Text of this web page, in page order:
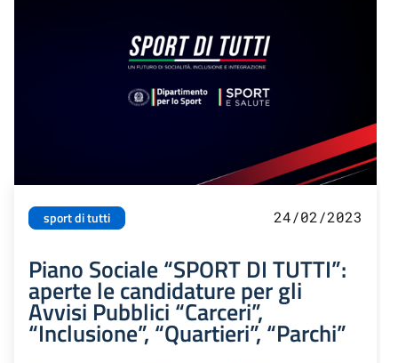
sport di tutti 24/02/2023
Piano Sociale “SPORT DI TUTTI”:
aperte le candidature per gli
Avvisi Pubblici “Carceri”,
“Inclusione”, “Quartieri”, “Parchi”